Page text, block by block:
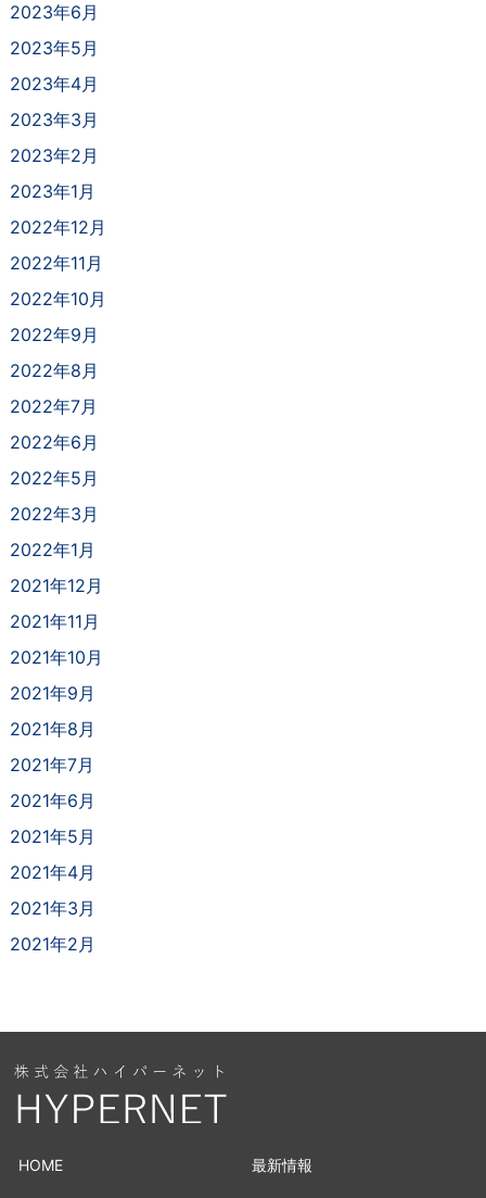
2023年6月
2023年5月
2023年4月
2023年3月
2023年2月
2023年1月
2022年12月
2022年11月
2022年10月
2022年9月
2022年8月
2022年7月
2022年6月
2022年5月
2022年3月
2022年1月
2021年12月
2021年11月
2021年10月
2021年9月
2021年8月
2021年7月
2021年6月
2021年5月
2021年4月
2021年3月
2021年2月
HOME 最新情報